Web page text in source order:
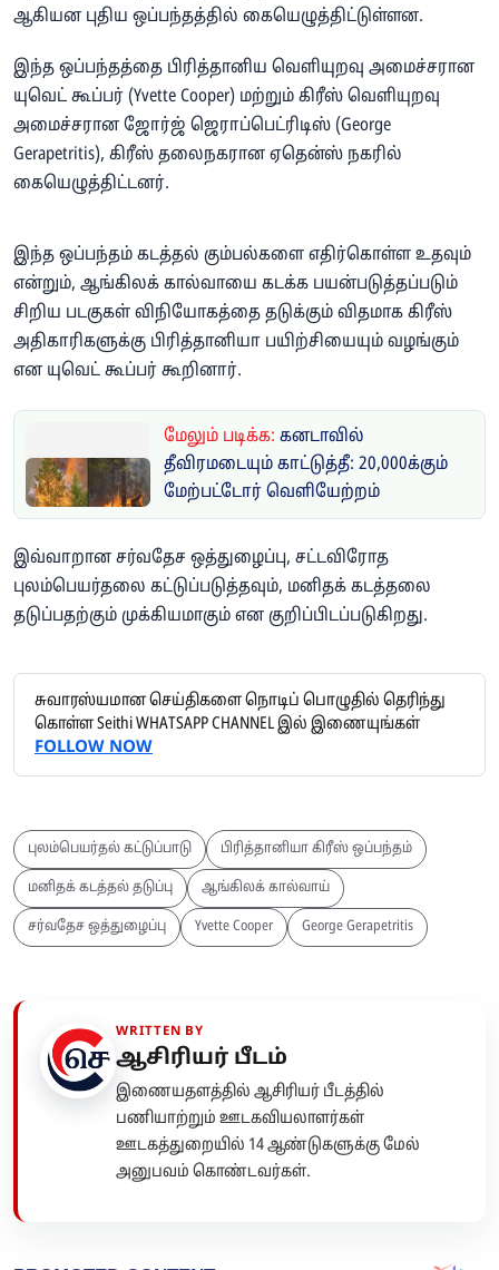
ஆகியன புதிய ஒப்பந்தத்தில் கையெழுத்திட்டுள்ளன.
இந்த ஒப்பந்தத்தை பிரித்தானிய வெளியுறவு அமைச்சரான
யுவெட் கூப்பர் (Yvette Cooper) மற்றும் கிரீஸ் வெளியுறவு
அமைச்சரான ஜோர்ஜ் ஜெராப்பெட்ரிடிஸ் (George
Gerapetritis), கிரீஸ் தலைநகரான ஏதென்ஸ் நகரில்
கையெழுத்திட்டனர்.
இந்த ஒப்பந்தம் கடத்தல் கும்பல்களை எதிர்கொள்ள உதவும்
என்றும், ஆங்கிலக் கால்வாயை கடக்க பயன்படுத்தப்படும்
சிறிய படகுகள் விநியோகத்தை தடுக்கும் விதமாக கிரீஸ்
அதிகாரிகளுக்கு பிரித்தானியா பயிற்சியையும் வழங்கும்
என யுவெட் கூப்பர் கூறினார்.
மேலும் படிக்க: கனடாவில்
தீவிரமடையும் காட்டுத்தீ: 20,000க்கும்
மேற்பட்டோர் வெளியேற்றம்
இவ்வாறான சர்வதேச ஒத்துழைப்பு, சட்டவிரோத
புலம்பெயர்தலை கட்டுப்படுத்தவும், மனிதக் கடத்தலை
தடுப்பதற்கும் முக்கியமாகும் என குறிப்பிடப்படுகிறது.
சுவாரஸ்யமான செய்திகளை நொடிப் பொழுதில் தெரிந்து
கொள்ள Seithi WHATSAPP CHANNEL இல் இணையுங்கள்
FOLLOW NOW
புலம்பெயர்தல் கட்டுப்பாடு பிரித்தானியா கிரீஸ் ஒப்பந்தம்
மனிதக் கடத்தல் தடுப்பு ஆங்கிலக் கால்வாய்
சர்வதேச ஒத்துழைப்பு Yvette Cooper George Gerapetritis
WRITTEN BY
ஆசிரியர் பீடம்
இணையதளத்தில் ஆசிரியர் பீடத்தில்
பணியாற்றும் ஊடகவியலாளர்கள்
ஊடகத்துறையில் 14 ஆண்டுகளுக்கு மேல்
அனுபவம் கொண்டவர்கள்.